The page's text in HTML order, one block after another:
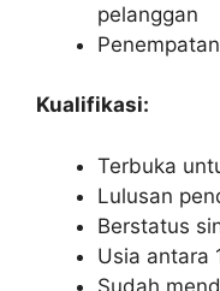
pelanggan
Kualifikasi:
Terbuka
Lulusan
Berstatus
Usia antara
Sudah